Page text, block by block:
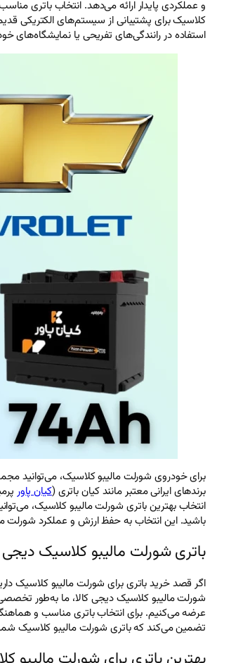
کلاسیک برای پشتیبانی از سیستم‌های الکتریکی
استفاده در رانندگی‌های تفریحی یا نمایشگاه‌های
برندهای ایرانی معتبر مانند کیان باتری (کیان پاور
انتخاب بهترین باتری شورلت مالیبو کلاسیک،
باشید. این انتخاب به حفظ ارزش و عملکرد شورلت
باتری شورلت مالیبو کلاسیک دیجی
شورلت مالیبو کلاسیک دیجی کالا، ما به‌طور تخصصی
عرضه می‌کنیم. برای انتخاب باتری مناسب و
تضمین می‌کند که باتری شورلت مالیبو کلاسیک